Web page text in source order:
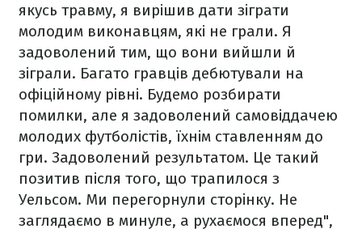
якусь травму, я вирішив дати зіграти
молодим виконавцям, які не грали. Я
задоволений тим, що вони вийшли й
зіграли. Багато гравців дебютували на
офіційному рівні. Будемо розбирати
помилки, але я задоволений самовіддачею
молодих футболістів, їхнім ставленням до
гри. Задоволений результатом. Це такий
позитив після того, що трапилося з
Уельсом. Ми перегорнули сторінку. Не
заглядаємо в минуле, а рухаємося вперед",